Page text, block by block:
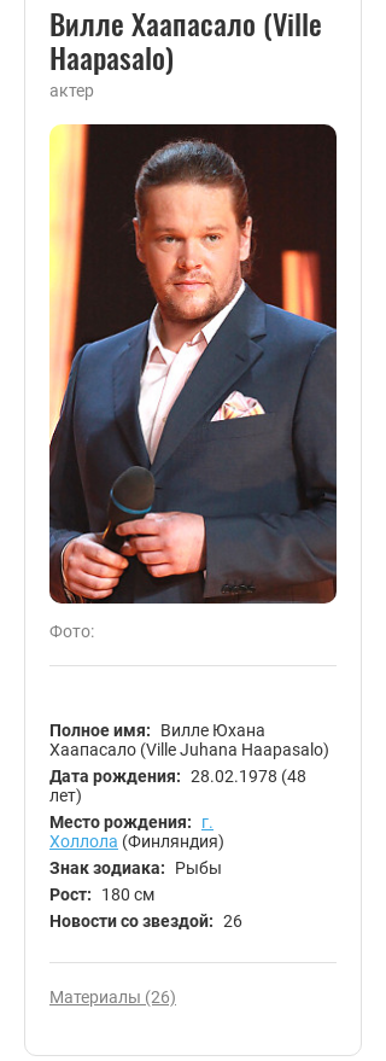
Вилле Хаапасало (Ville
Haapasalo)
актер
Фото:
Полное имя:
Вилле Юхана
Хаапасало (Ville Juhana Haapasalo)
Дата рождения: 28.02.1978 (48
лет)
Место рождения:
г.
Холлола (Финляндия)
Знак зодиака:
Рыбы
Рост:
180 см
Новости со звездой: 26
Материалы (26)